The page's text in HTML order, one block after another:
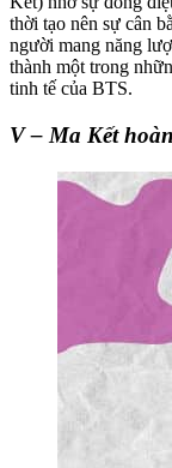
thời tạo nên sự cân
người mang năng
thành một trong
tinh tế của BTS.
V – Ma Kết